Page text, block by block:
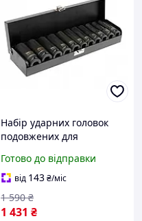
Набір ударних головок
подовжених для
1054 - 11 од. у кейсі
Готово до відправки
від 143₴/міс
1 431 ₴
1 590 ₴